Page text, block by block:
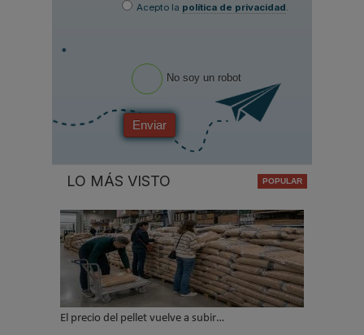
Acepto la política de privacidad.
*
No soy un robot
Enviar
LO MÁS VISTO
El precio del pellet vuelve a subir…